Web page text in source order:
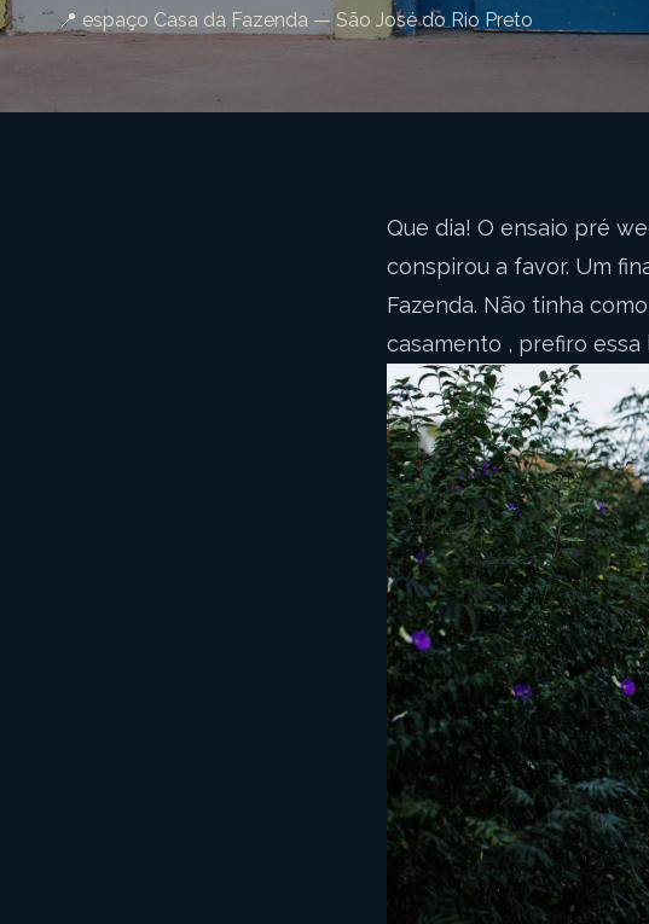
📍 espaço Casa da Fazenda — São José do Rio Preto
Que dia! O ensaio pré
conspirou a favor. Um
Fazenda. Não tinha
casamento , prefiro essa